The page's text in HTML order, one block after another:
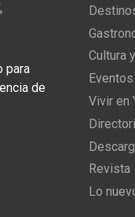
para
de
Cultura
Vivir en
Revista
Lo